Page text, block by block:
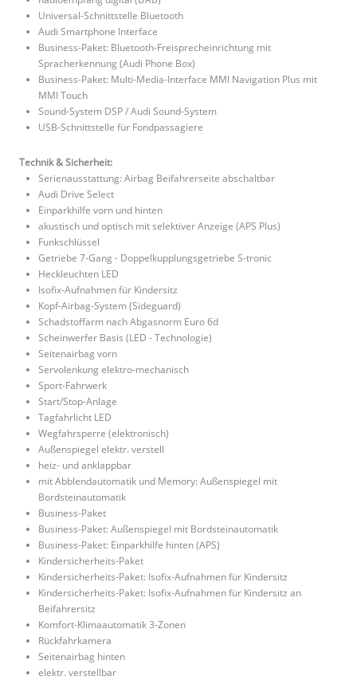
Universal-Schnittstelle Bluetooth
Audi Smartphone Interface
Business-Paket: Bluetooth-Freisprecheinrichtung mit
Spracherkennung (Audi Phone Box)
Business-Paket: Multi-Media-Interface MMI Navigation Plus mit
MMI Touch
Sound-System DSP / Audi Sound-System
USB-Schnittstelle für Fondpassagiere
Technik & Sicherheit:
Serienausstattung: Airbag Beifahrerseite abschaltbar
Audi Drive Select
Einparkhilfe vorn und hinten
akustisch und optisch mit selektiver Anzeige (APS Plus)
Funkschlüssel
Getriebe 7-Gang - Doppelkupplungsgetriebe S-tronic
Heckleuchten LED
Isofix-Aufnahmen für Kindersitz
Kopf-Airbag-System (Sideguard)
Schadstoffarm nach Abgasnorm Euro 6d
Scheinwerfer Basis (LED - Technologie)
Seitenairbag vorn
Servolenkung elektro-mechanisch
Sport-Fahrwerk
Start/Stop-Anlage
Tagfahrlicht LED
Wegfahrsperre (elektronisch)
Außenspiegel elektr. verstell
heiz- und anklappbar
mit Abblendautomatik und Memory: Außenspiegel mit
Bordsteinautomatik
Business-Paket
Business-Paket: Außenspiegel mit Bordsteinautomatik
Business-Paket: Einparkhilfe hinten (APS)
Kindersicherheits-Paket
Kindersicherheits-Paket: Isofix-Aufnahmen für Kindersitz
Kindersicherheits-Paket: Isofix-Aufnahmen für Kindersitz an
Beifahrersitz
Komfort-Klimaautomatik 3-Zonen
Rückfahrkamera
Seitenairbag hinten
elektr. verstellbar